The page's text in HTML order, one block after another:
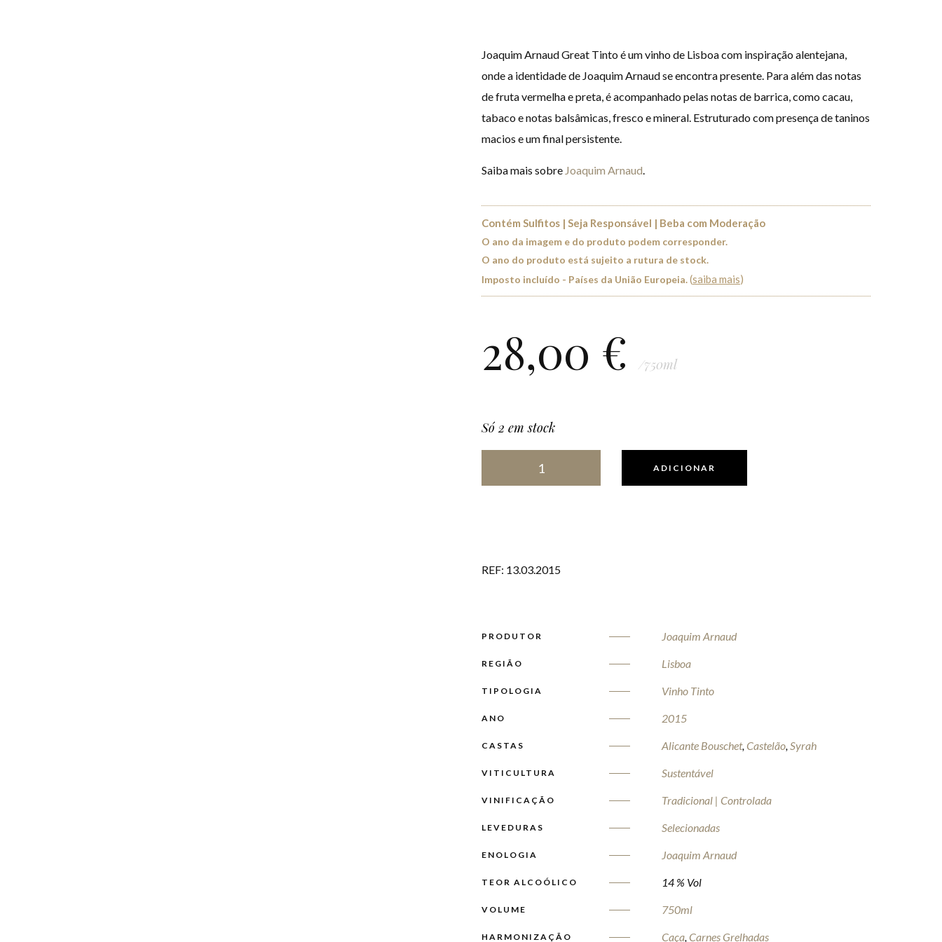
Joaquim Arnaud Great Tinto é um vinho de Lisboa com inspiração alentejana,
onde a identidade de Joaquim Arnaud se encontra presente. Para além das notas
de fruta vermelha e preta, é acompanhado pelas notas de barrica, como cacau,
tabaco e notas balsâmicas, fresco e mineral. Estruturado com presença de taninos
macios e um final persistente.
Saiba mais sobre Joaquim Arnaud.
Contém Sulfitos | Seja Responsável | Beba com Moderação
O ano da imagem e do produto podem corresponder.
O ano do produto está sujeito a rutura de stock.
Imposto incluído - Países da União Europeia.(saiba mais)
28,00 € /750ml
Só 2 em stock
ADICIONAR
REF: 13.03.2015
PRODUTOR Joaquim Arnaud
REGIÃO Lisboa
TIPOLOGIA Vinho Tinto
ANO 2015
CASTAS Alicante Bouschet,Castelão,Syrah
VITICULTURA Sustentável
VINIFICAÇÃO Tradicional | Controlada
LEVEDURAS Selecionadas
ENOLOGIA Joaquim Arnaud
TEOR ALCOÓLICO 14 % Vol
VOLUME 750ml
HARMONIZAÇÃO Caça,Carnes Grelhadas